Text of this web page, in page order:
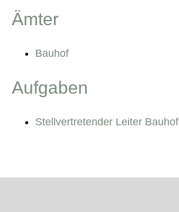
Ämter
Bauhof
Aufgaben
Stellvertretender Leiter Bauhof